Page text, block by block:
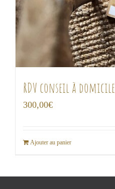
RDV conseil à domicile
300,00€
Ajouter au panier